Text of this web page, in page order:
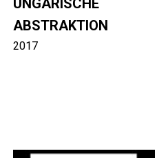
UNGARISCHE
ABSTRAKTION
2017